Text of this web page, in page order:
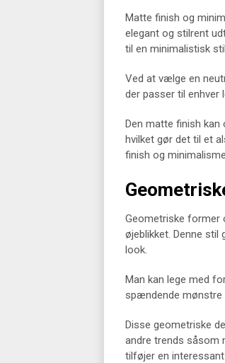
Matte finish og
elegant og stilrent
til en minimalistisk
Ved at vælge en
der passer til enhver
Den matte finish
hvilket gør det til et
finish og
Geometriske former
øjeblikket. Denne
look.
Man kan lege med
spændende mønstre
Disse geometriske
andre trends såsom
tilføjer en